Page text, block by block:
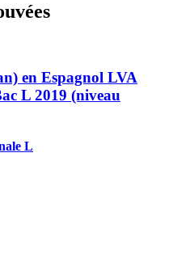
en Espagnol LVA
L 2019 (niveau
L